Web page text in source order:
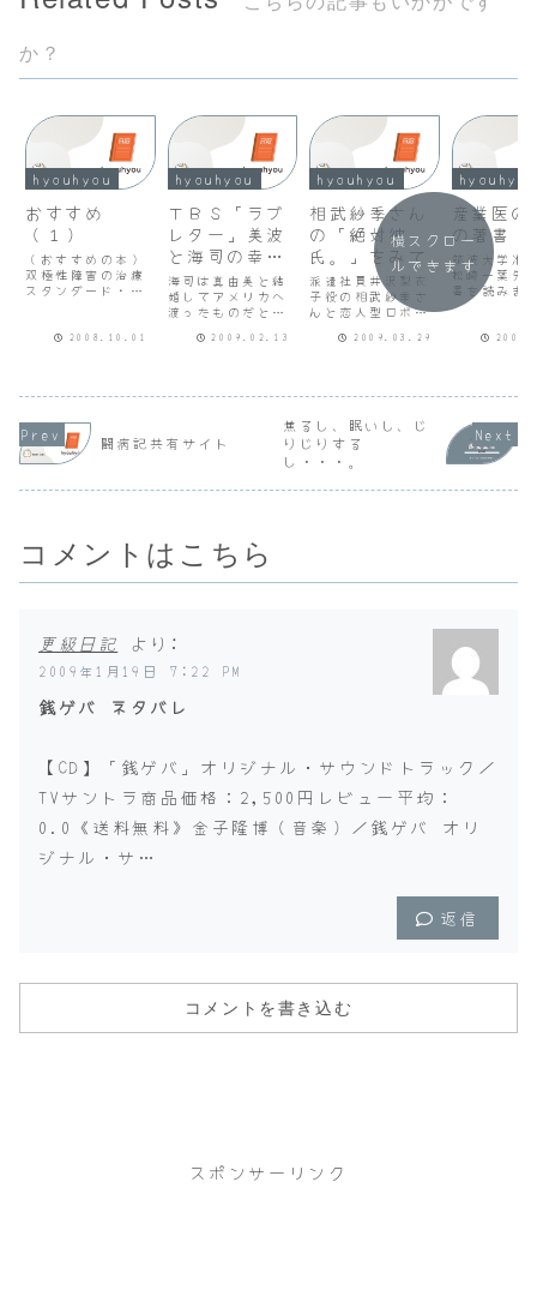
か？
hyouhyou
おすすめ
（１）
（おすすめの本）
双極性障害の治療
スタンダード・病
内うつ・同じ職場
る・・・という言
（お世話になって
いる相談サイト）
闇の医療相談室
文...
2008.10.01
hyouhyou
ＴＢＳ「ラブ
レター」美波
と海司の幸せ
（最終回に向
けて）
海司は真由美と結
婚してアメリカへ
渡ったものだと思
波のナレーション
後アメリカから戻
ってきた海司と真
由美はまだ籍を入
れていなかったん
2009.02.13
hyouhyou
相武紗季さん
の「絶対彼
氏。」をみて
派遣社員井沢梨衣
子役の相武紗季さ
んと恋人型ロボッ
速水もこみちさん
ロさんとのスイー
ツづくりも楽しか
ったです。ばかば
かしい物語だと思
2009.03.29
産業医の
の著書
筑波大学准
松崎一葉先
書を読みま
１冊目は「
ら」、２冊
医の立場か
説している
とてもわか
かったです
職場...
横スクロー
ルできます
闘病記共有サイト
焦るし、眠いし、じ
りじりする
し・・・。
コメントはこちら
更級日記 より:
2009年1月19日 7:22 PM
銭ゲバ ネタバレ
【CD】「銭ゲバ」オリジナル・サウンドトラック／
TVサントラ商品価格：2,500円レビュー平均：
0.0《送料無料》金子隆博（音楽）／銭ゲバ オリ
ジナル・サ…
返信
コメントを書き込む
スポンサーリンク